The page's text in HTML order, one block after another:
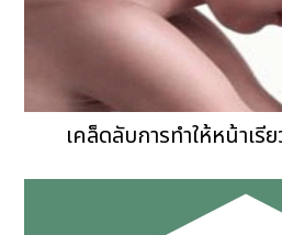
เคล็ดลับการทำให้หน้าเรี